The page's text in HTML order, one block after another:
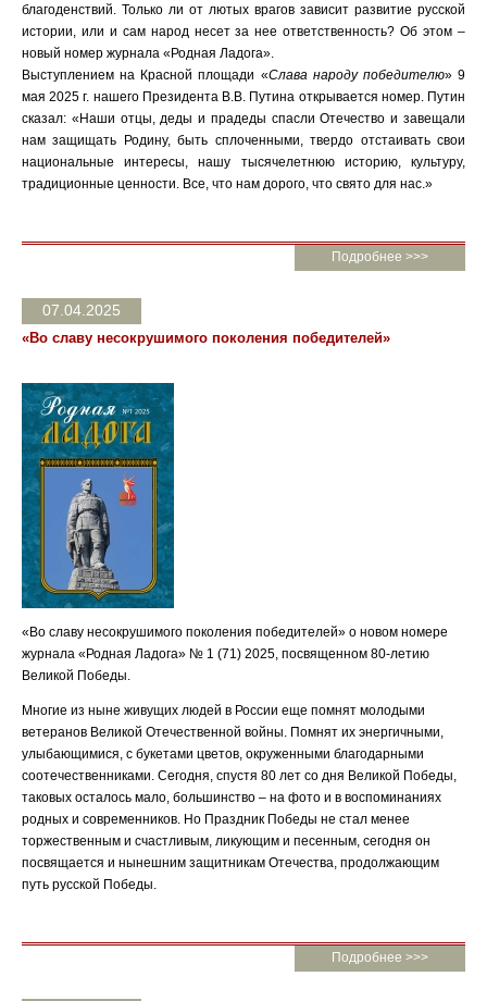
благоденствий. Только ли от лютых врагов зависит развитие русской
истории, или и сам народ несет за нее ответственность? Об этом –
новый номер журнала «Родная Ладога».
Выступлением на Красной площади «Слава народу победителю» 9
мая 2025 г. нашего Президента В.В. Путина открывается номер. Путин
сказал: «Наши отцы, деды и прадеды спасли Отечество и завещали
нам защищать Родину, быть сплоченными, твердо отстаивать свои
национальные интересы, нашу тысячелетнюю историю, культуру,
традиционные ценности. Все, что нам дорого, что свято для нас.»
Подробнее >>>
07.04.2025
«Во славу несокрушимого поколения победителей»
«Во славу несокрушимого поколения победителей» о новом номере
журнала «Родная Ладога» № 1 (71) 2025, посвященном 80-летию
Великой Победы.
Многие из ныне живущих людей в России еще помнят молодыми
ветеранов Великой Отечественной войны. Помнят их энергичными,
улыбающимися, с букетами цветов, окруженными благодарными
соотечественниками. Сегодня, спустя 80 лет со дня Великой Победы,
таковых осталось мало, большинство – на фото и в воспоминаниях
родных и современников. Но Праздник Победы не стал менее
торжественным и счастливым, ликующим и песенным, сегодня он
посвящается и нынешним защитникам Отечества, продолжающим
путь русской Победы.
Подробнее >>>